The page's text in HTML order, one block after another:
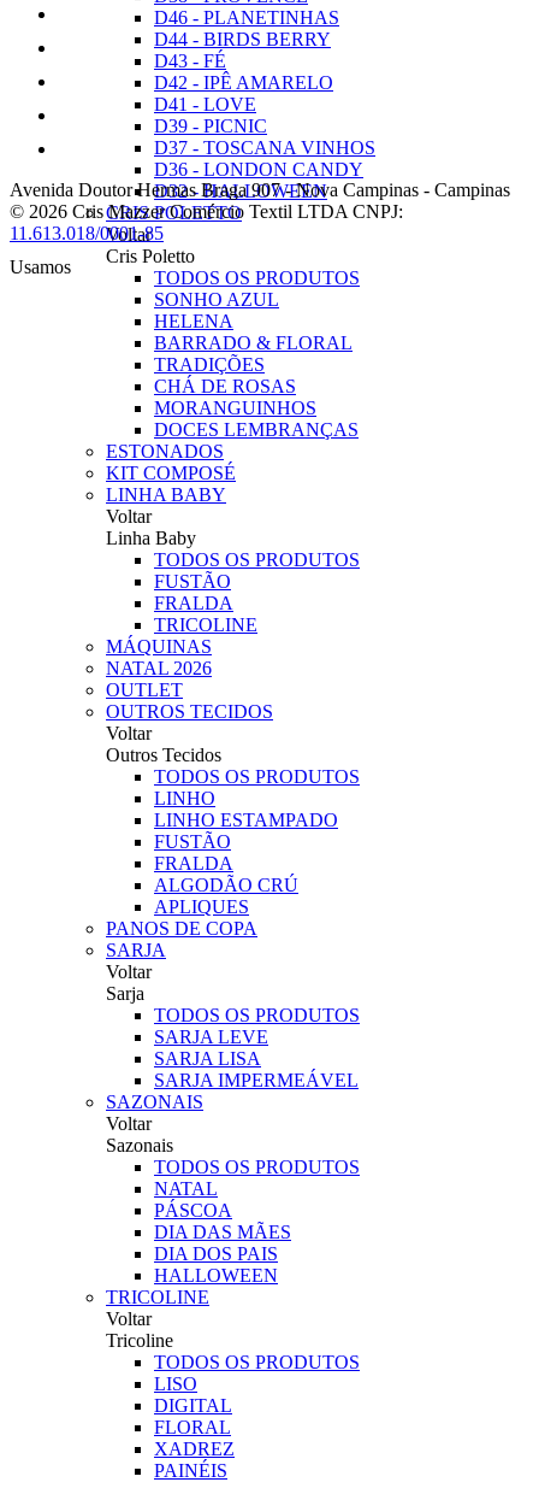
D46 - PLANETINHAS
D44 - BIRDS BERRY
D43 - FÉ
D42 - IPÊ AMARELO
D41 - LOVE
D39 - PICNIC
D37 - TOSCANA VINHOS
D36 - LONDON CANDY
D32 - HALLOWEEN
CRIS POLETTO
Voltar
Cris Poletto
TODOS OS PRODUTOS
SONHO AZUL
HELENA
BARRADO & FLORAL
TRADIÇÕES
CHÁ DE ROSAS
MORANGUINHOS
DOCES LEMBRANÇAS
ESTONADOS
KIT COMPOSÉ
LINHA BABY
Voltar
Linha Baby
TODOS OS PRODUTOS
FUSTÃO
FRALDA
TRICOLINE
MÁQUINAS
NATAL 2026
OUTLET
OUTROS TECIDOS
Voltar
Outros Tecidos
TODOS OS PRODUTOS
LINHO
LINHO ESTAMPADO
FUSTÃO
FRALDA
ALGODÃO CRÚ
APLIQUES
PANOS DE COPA
SARJA
Voltar
Sarja
TODOS OS PRODUTOS
SARJA LEVE
SARJA LISA
SARJA IMPERMEÁVEL
SAZONAIS
Voltar
Sazonais
TODOS OS PRODUTOS
NATAL
PÁSCOA
DIA DAS MÃES
DIA DOS PAIS
HALLOWEEN
TRICOLINE
Voltar
Tricoline
TODOS OS PRODUTOS
LISO
DIGITAL
FLORAL
XADREZ
PAINÉIS
Avenida Doutor Hermas Braga 907-Nova Campinas - Campinas
© 2026 Cris Mazzer Comércio Textil LTDA CNPJ:
11.613.018/0001-85
Usamos